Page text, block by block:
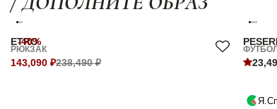
-40%
ETRO
РЮКЗАК
143,090 ₽238,490 ₽